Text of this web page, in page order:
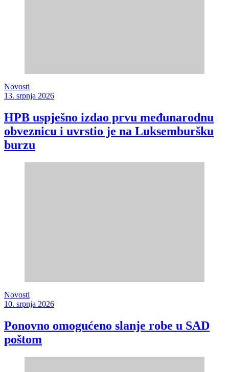
Novosti
13. srpnja 2026
HPB uspješno izdao prvu međunarodnu
obveznicu i uvrstio je na Luksemburšku
burzu
Novosti
10. srpnja 2026
Ponovno omogućeno slanje robe u SAD
poštom